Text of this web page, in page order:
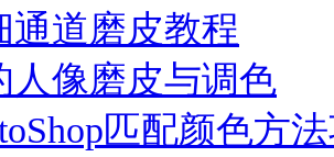
通道磨皮教程
人像磨皮与调色
匹配颜色方